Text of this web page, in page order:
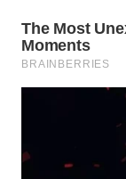
BOROBUDUR
SURABAYA